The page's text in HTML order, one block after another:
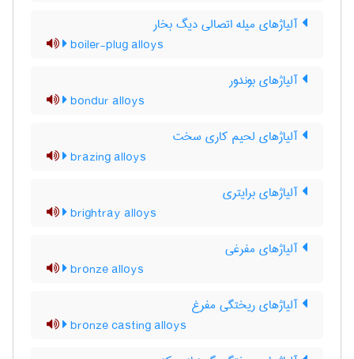
آلیاژهای میله اتصالی دیگ بخار
boiler-plug alloys
آلیاژهای بوندور
bondur alloys
آلیاژهای لحیم کاری سخت
brazing alloys
آلیاژهای برایتری
brightray alloys
آلیاژهای مفرغی
bronze alloys
آلیاژهای ریختگی مفرغ
bronze casting alloys